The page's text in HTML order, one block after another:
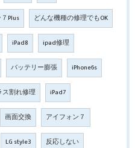
Plus どんな機種の修理でもOK
iPad8 ipad修理
バッテリー膨張 iPhone6s
ス割れ修理 iPad7
画面交換 アイフォン７
LG style3 反応しない